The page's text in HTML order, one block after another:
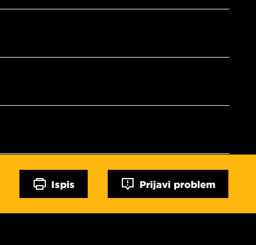
Ispis Prijavi problem